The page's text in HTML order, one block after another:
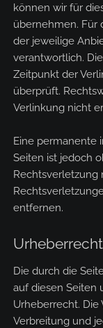
können wir für
übernehmen. Für
der jeweilige
verantwortlich.
Zeitpunkt der
überprüft.
Verlinkung nicht
Eine permanente
Seiten ist jedoch
Rechtsverletzung
entfernen.
Urheberrecht
Die durch die
auf diesen Seiten
Urheberrecht. Die
Verbreitung und